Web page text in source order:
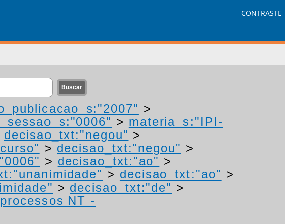
CONTRASTE
>
> materia_s:"IPI-
decisao_txt:"negou" >
> decisao_txt:"negou" >
> decisao_txt:"ao" >
> decisao_txt:"ao" >
> decisao_txt:"de" >
NT -